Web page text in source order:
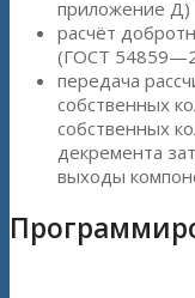
приложение Д)
расчёт
(ГОСТ
передача
собственных
собственных
декремента
выходы